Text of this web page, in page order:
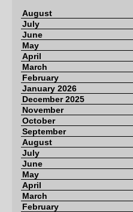
August
July
June
May
April
March
February
January 2026
December 2025
November
October
September
August
July
June
May
April
March
February